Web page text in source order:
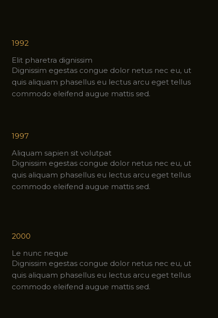
1992
Elit pharetra dignissim
Dignissim egestas congue dolor netus nec eu, ut
quis aliquam phasellus eu lectus arcu eget tellus
commodo eleifend augue mattis sed.
1997
Aliquam sapien sit volutpat
Dignissim egestas congue dolor netus nec eu, ut
quis aliquam phasellus eu lectus arcu eget tellus
commodo eleifend augue mattis sed.
2000
Le nunc neque
Dignissim egestas congue dolor netus nec eu, ut
quis aliquam phasellus eu lectus arcu eget tellus
commodo eleifend augue mattis sed.